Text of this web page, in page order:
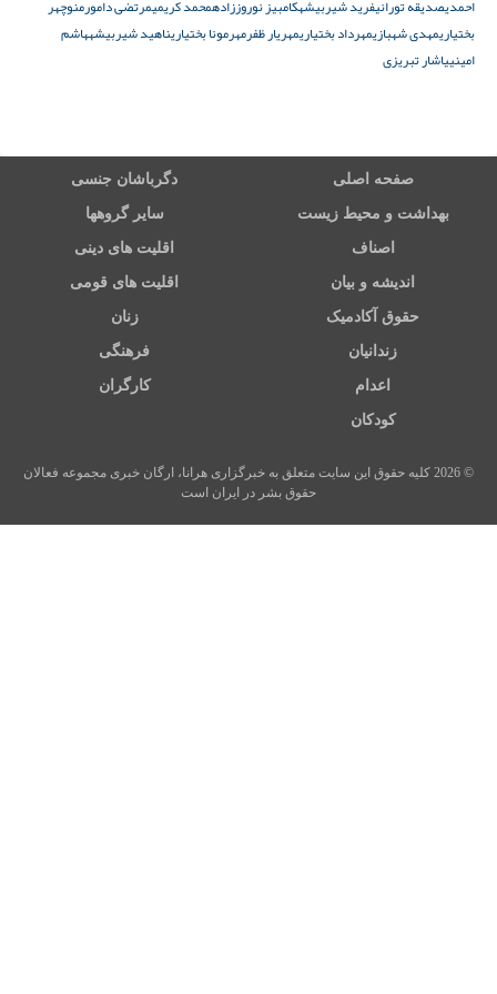
احمدیصدیقه تورانیفرید شیربیشهکامبیز نوروززادهمحمد کریمیمرتضی دامورمنوچهر
بختیاریمهدی شهبازیمهرداد بختیاریمهریار ظفرمهرمونا بختیاریناهید شیربیشههاشم
امینییاشار تبریزی
صفحه اصلی دگرباشان جنسی
بهداشت و محیط زیست سایر گروهها
اصناف اقلیت های دینی
اندیشه و بیان اقلیت های قومی
حقوق آکادمیک زنان
زندانیان فرهنگی
اعدام کارگران
کودکان
© 2026 کلیه حقوق این سایت متعلق به خبرگزاری هرانا، ارگان خبری مجموعه فعالان
حقوق بشر در ایران است